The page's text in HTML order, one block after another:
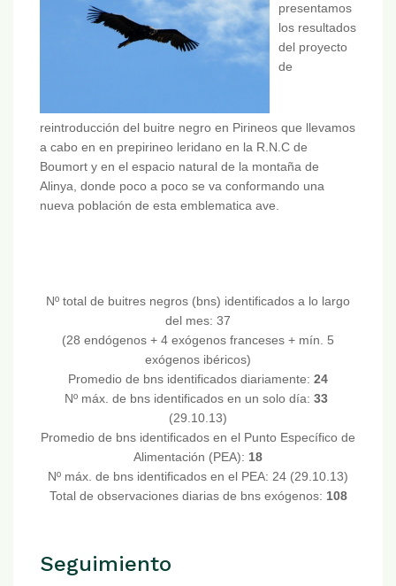
presentamos
los resultados
del proyecto
de
reintroducción del buitre negro en Pirineos que llevamos
a cabo en en prepirineo leridano en la R.N.C de
Boumort y en el espacio natural de la montaña de
Alinya, donde poco a poco se va conformando una
nueva población de esta emblematica ave.
Nº total de buitres negros (bns) identificados a lo largo
del mes: 37
(28 endógenos + 4 exógenos franceses + mín. 5
exógenos ibéricos)
Promedio de bns identificados diariamente: 24
Nº máx. de bns identificados en un solo día: 33
(29.10.13)
Promedio de bns identificados en el Punto Específico de
Alimentación (PEA): 18
Nº máx. de bns identificados en el PEA: 24 (29.10.13)
Total de observaciones diarias de bns exógenos: 108
Seguimiento